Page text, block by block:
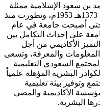
بن سعود الإسلامية ممثلة
في كلية الشريعة في سنة 1373هـ 1953م، وتطورت منذ
أصبحت جامعة في عام
الجامعة على إحداث التكامل بين
الأكاديمي من أجل
والمعرفة، وتسعى
السعودي التعليمية
البشرية المؤهلة علمياً
وتوفير بيئة تعليمية
الأكاديمية والمضي
البشرية.